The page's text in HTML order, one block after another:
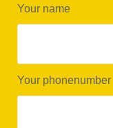
Your name
Your phonenumber